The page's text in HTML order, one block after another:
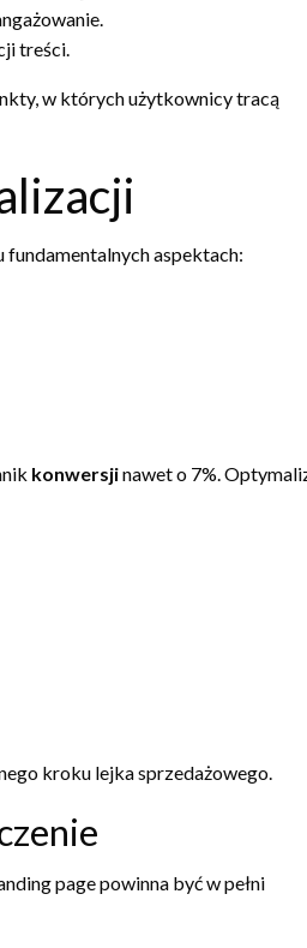
treści.
w których użytkownicy tracą
fundamentalnych aspektach:
konwersjinawet o 7%.
kroku lejka sprzedażowego.
page powinna być w pełni